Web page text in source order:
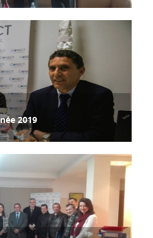
Tunisie et M.
2019
fiscales en 201